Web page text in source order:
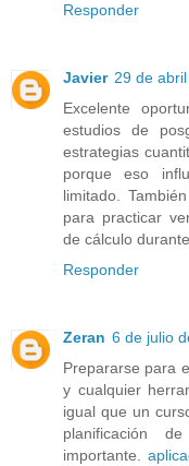
Responder
Javier 29 de
Excelente
estudios de
estrategias
porque eso
limitado.
para practicar
de cálculo
Responder
Zeran 6 de julio
Prepararse para
y cualquier
igual que un
planificación
importante.